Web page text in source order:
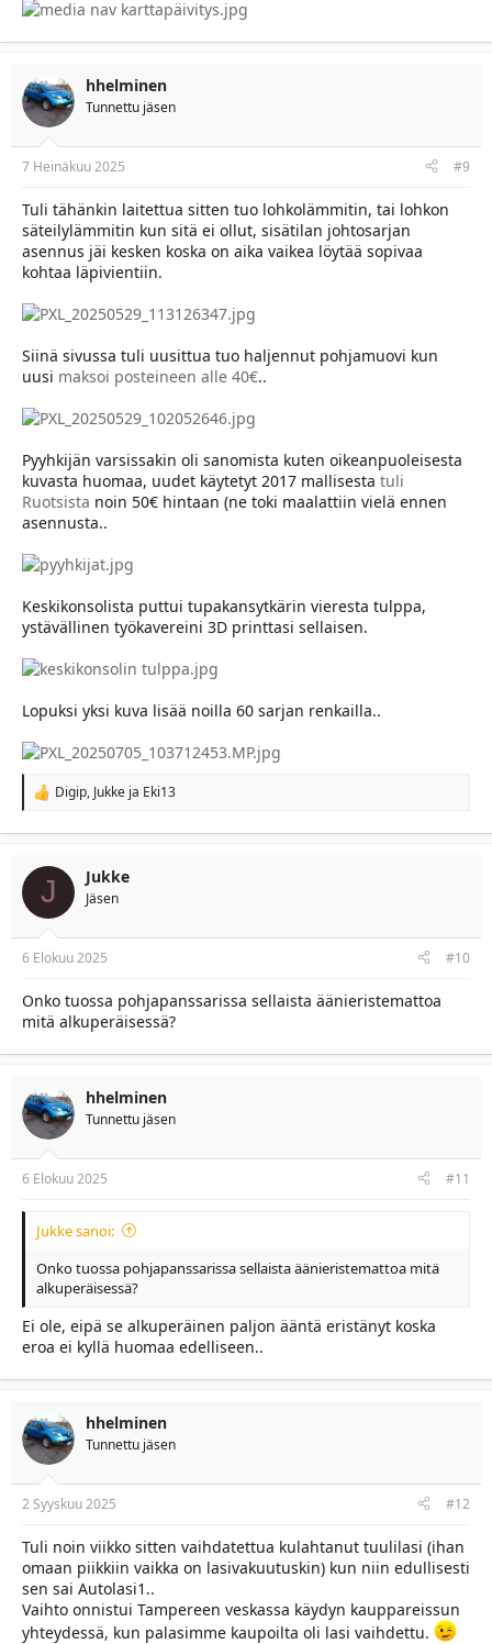
hhelminen
Tunnettu jäsen
7 Heinäkuu 2025 #9
Tuli tähänkin laitettua sitten tuo lohkolämmitin, tai lohkon
säteilylämmitin kun sitä ei ollut, sisätilan johtosarjan
asennus jäi kesken koska on aika vaikea löytää sopivaa
kohtaa läpivientiin.
Siinä sivussa tuli uusittua tuo haljennut pohjamuovi kun
uusi maksoi posteineen alle 40€..
Pyyhkijän varsissakin oli sanomista kuten oikeanpuoleisesta
kuvasta huomaa, uudet käytetyt 2017 mallisesta tuli
Ruotsista noin 50€ hintaan (ne toki maalattiin vielä ennen
asennusta..
Keskikonsolista puttui tupakansytkärin vieresta tulppa,
ystävällinen työkavereini 3D printtasi sellaisen.
Lopuksi yksi kuva lisää noilla 60 sarjan renkailla..
R
a
t
n
s
:
Digip, Jukke ja Eki13
J Jukke
Jäsen
6 Elokuu 2025 #10
Onko tuossa pohjapanssarissa sellaista äänieristemattoa
mitä alkuperäisessä?
hhelminen
Tunnettu jäsen
6 Elokuu 2025 #11
Jukke sanoi:
Onko tuossa pohjapanssarissa sellaista äänieristemattoa mitä
alkuperäisessä?
Ei ole, eipä se alkuperäinen paljon ääntä eristänyt koska
eroa ei kyllä huomaa edelliseen..
hhelminen
Tunnettu jäsen
2 Syyskuu 2025 #12
Tuli noin viikko sitten vaihdatettua kulahtanut tuulilasi (ihan
omaan piikkiin vaikka on lasivakuutuskin) kun niin edullisesti
sen sai Autolasi1..
Vaihto onnistui Tampereen veskassa käydyn kauppareissun
yhteydessä, kun palasimme kaupoilta oli lasi vaihdettu.